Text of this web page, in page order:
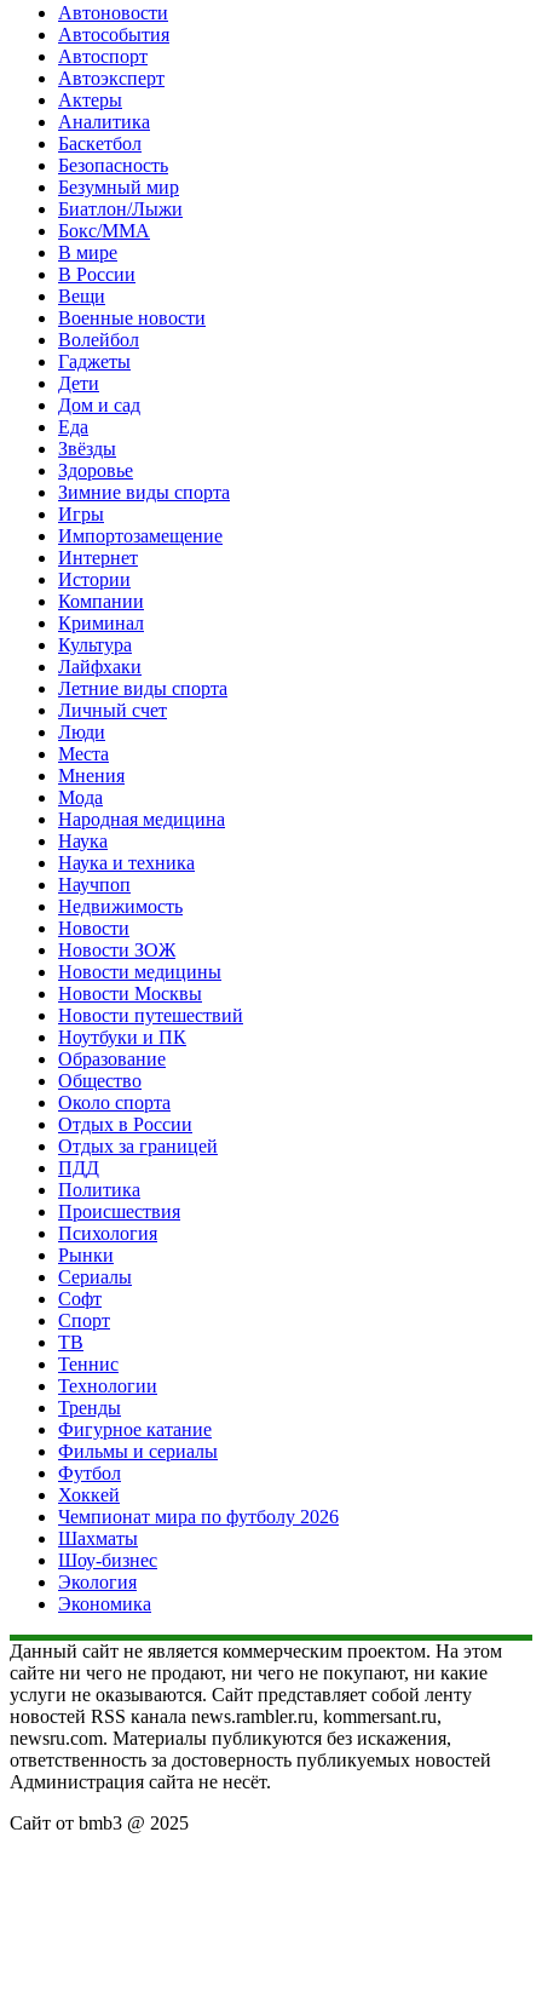
Автоновости
Автособытия
Автоспорт
Автоэксперт
Актеры
Аналитика
Баскетбол
Безопасность
Безумный мир
Биатлон/Лыжи
Бокс/MMA
В мире
В России
Вещи
Военные новости
Волейбол
Гаджеты
Дети
Дом и сад
Еда
Звёзды
Здоровье
Зимние виды спорта
Игры
Импортозамещение
Интернет
Истории
Компании
Криминал
Культура
Лайфхаки
Летние виды спорта
Личный счет
Люди
Места
Мнения
Мода
Народная медицина
Наука
Наука и техника
Научпоп
Недвижимость
Новости
Новости ЗОЖ
Новости медицины
Новости Москвы
Новости путешествий
Ноутбуки и ПК
Образование
Общество
Около спорта
Отдых в России
Отдых за границей
ПДД
Политика
Происшествия
Психология
Рынки
Сериалы
Софт
Спорт
ТВ
Теннис
Технологии
Тренды
Фигурное катание
Фильмы и сериалы
Футбол
Хоккей
Чемпионат мира по футболу 2026
Шахматы
Шоу-бизнес
Экология
Экономика
Данный сайт не является коммерческим проектом. На этом
сайте ни чего не продают, ни чего не покупают, ни какие
услуги не оказываются. Сайт представляет собой ленту
новостей RSS канала news.rambler.ru, kommersant.ru,
newsru.com. Материалы публикуются без искажения,
ответственность за достоверность публикуемых новостей
Администрация сайта не несёт.
Сайт от bmb3 @ 2025